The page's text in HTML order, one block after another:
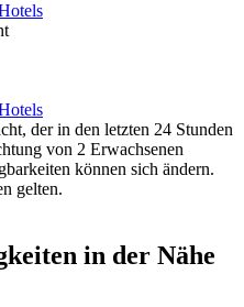
der in den letzten 24 Stunden
von 2 Erwachsenen
können sich ändern.
gelten.
in der Nähe